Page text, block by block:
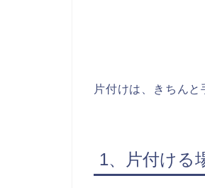
片付けは、きちん
1、片付ける